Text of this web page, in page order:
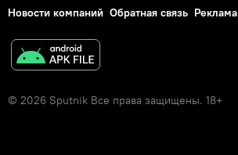
Новости компаний Обратная связь Реклама
© 2026 Sputnik Все права защищены. 18+